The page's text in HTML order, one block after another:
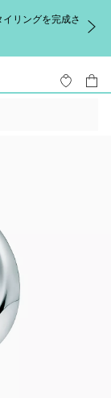
リングを完成さ